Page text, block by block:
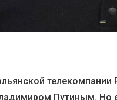
Путиным. Но